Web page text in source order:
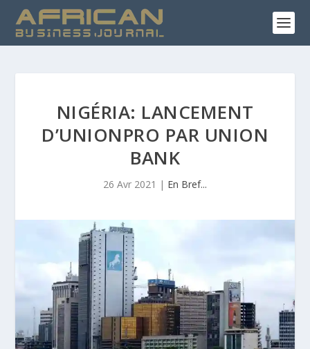
NIGÉRIA: LANCEMENT
D’UNIONPRO PAR UNION
BANK
26 Avr 2021 | En Bref...